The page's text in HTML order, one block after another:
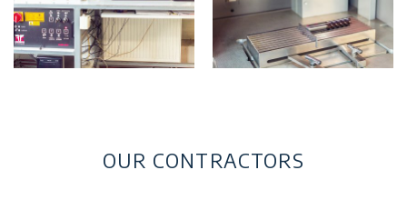
OUR CONTRACTORS